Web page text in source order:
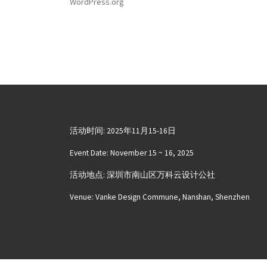
活动时间: 2025年11月15-16日
Event Date: November 15 ~ 16, 2025
活动地点: 深圳市南山区万科云设计公社
Venue: Vanke Design Commune, Nanshan, Shenzhen